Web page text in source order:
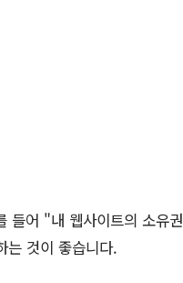
들어 "내 웹사이트의 소유권
는 것이 좋습니다.